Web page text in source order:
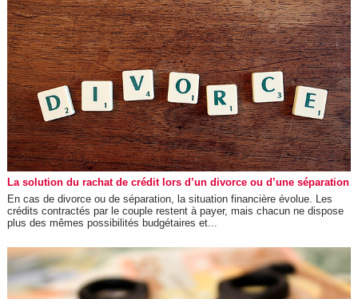
La solution du rachat de crédit lors d’un divorce ou d’une séparation
En cas de divorce ou de séparation, la situation financière évolue. Les
crédits contractés par le couple restent à payer, mais chacun ne dispose
plus des mêmes possibilités budgétaires et...